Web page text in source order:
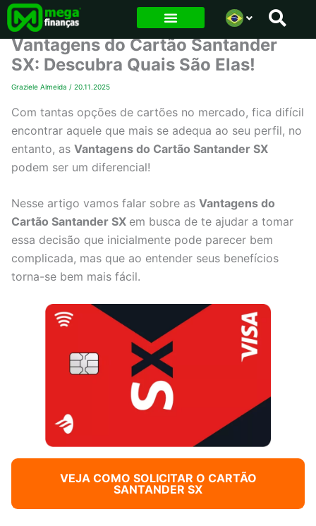
para
conteúdo
Vantagens do Cartão Santander
SX: Descubra Quais São Elas!
Graziele Almeida / 20.11.2025
Com tantas opções de cartões no mercado, fica difícil
encontrar aquele que mais se adequa ao seu perfil, no
entanto, as Vantagens do Cartão Santander SX
podem ser um diferencial!
Nesse artigo vamos falar sobre as Vantagens do
Cartão Santander SX em busca de te ajudar a tomar
essa decisão que inicialmente pode parecer bem
complicada, mas que ao entender seus benefícios
torna-se bem mais fácil.
VEJA COMO SOLICITAR O CARTÃO
SANTANDER SX